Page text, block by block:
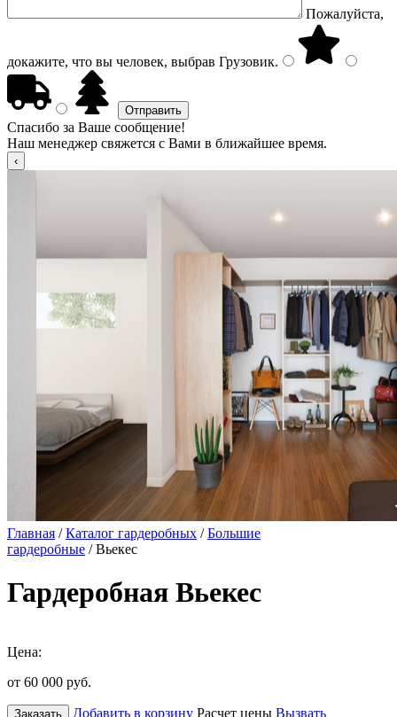
Пожалуйста,
докажите, что вы человек, выбрав Грузовик.
Спасибо за Ваше сообщение!
Наш менеджер свяжется с Вами в ближайшее время.
Главная /Каталог гардеробных /Большие
гардеробные / Вьекес
Гардеробная Вьекес
Цена:
от 60 000 руб.
Заказать Добавить в корзину Расчет цены Вызвать